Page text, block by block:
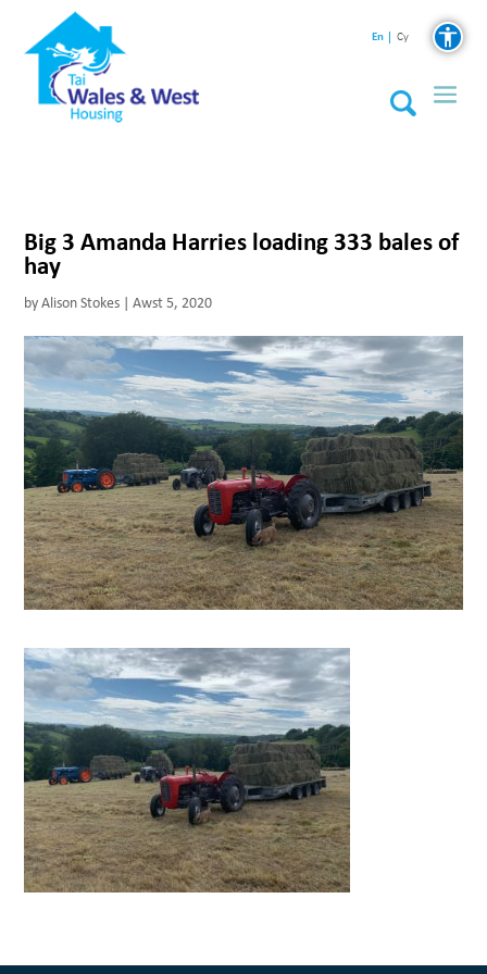
En Cy
Big 3 Amanda Harries loading 333 bales of
hay
byAlison Stokes |Awst 5, 2020